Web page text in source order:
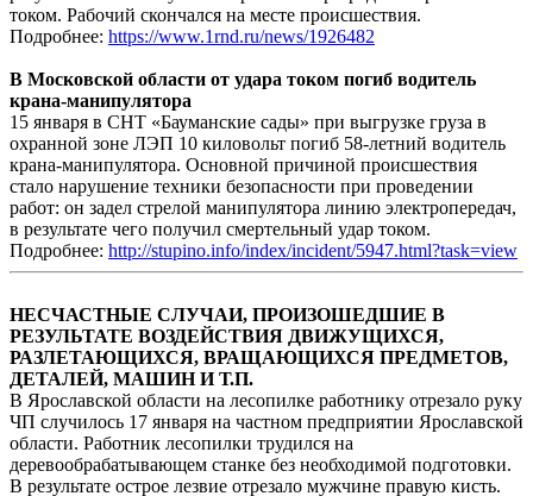
током. Рабочий скончался на месте происшествия.
Подробнее: https://www.1rnd.ru/news/1926482
В Московской области от удара током погиб водитель
крана-манипулятора
15 января в СНТ «Бауманские сады» при выгрузке груза в
охранной зоне ЛЭП 10 киловольт погиб 58-летний водитель
крана-манипулятора. Основной причиной происшествия
стало нарушение техники безопасности при проведении
работ: он задел стрелой манипулятора линию электропередач,
в результате чего получил смертельный удар током.
Подробнее: http://stupino.info/index/incident/5947.html?task=view
НЕСЧАСТНЫЕ СЛУЧАИ, ПРОИЗОШЕДШИЕ В
РЕЗУЛЬТАТЕ ВОЗДЕЙСТВИЯ ДВИЖУЩИХСЯ,
РАЗЛЕТАЮЩИХСЯ, ВРАЩАЮЩИХСЯ ПРЕДМЕТОВ,
ДЕТАЛЕЙ, МАШИН И Т.П.
В Ярославской области на лесопилке работнику отрезало руку
ЧП случилось 17 января на частном предприятии Ярославской
области. Работник лесопилки трудился на
деревообрабатывающем станке без необходимой подготовки.
В результате острое лезвие отрезало мужчине правую кисть.